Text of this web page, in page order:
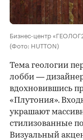
Бизнес-центр
(Фото: HUTTON)
Тема геологии
лобби —
вдохновившись
«Плутония».
украшают
стилизованные
Визуальный